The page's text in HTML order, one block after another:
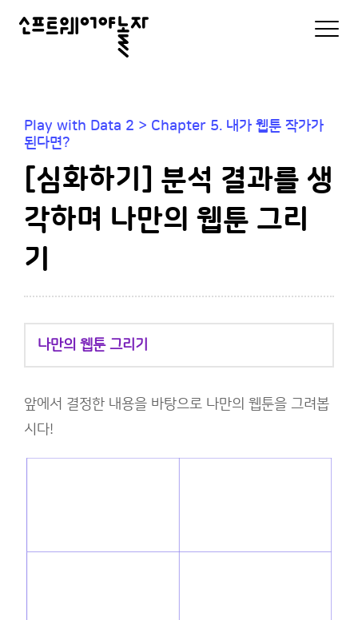
소
웨
어
야
놀
자
모
리
스
트
Play with Data 2 > Chapter 5. 내가 웹툰 작가가
된다면?
[심화하기] 분석 결과를 생
각하며 나만의 웹툰 그리
기
나만의 웹툰 그리기
앞에서 결정한 내용을 바탕으로 나만의 웹툰을 그려봅
시다!